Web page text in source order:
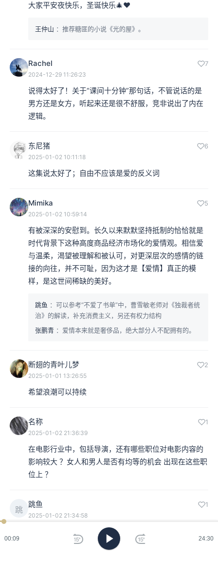
00:11 24:30
大家平安夜快乐，圣诞快乐🎄❤️
王仲山 ：推荐糖匪的小说《光的屋》。
Rachel 7
2024-12-29 11:26:23
说得太好了！关于“课间十分钟”那句话，不管说话的是
男方还是女方，听起来还是很不舒服，竞非说出了内在
逻辑。
东尼猪 6
2025-01-02 10:11:18
这集说太好了；自由不应该是爱的反义词
Mimika 5
2025-01-02 10:59:14
有被深深的安慰到。长久以来默默坚持抵制的恰恰就是
时代背景下这种高度商品经济市场化的爱情观。相信爱
与温柔，渴望被理解和被认可，对更深层次的感情的链
接的向往，并不可耻，因为这才是【爱情】真正的模
样，是这世间稀缺的美好。
跳鱼 ：可以参考“不爱了书单”中，曹雪敏老师对《独裁者统
治》的解读，补充消费主义，另还有权力结构
张鹏青 ：爱情本来就是奢侈品，绝大部分人不配拥有的。
断翅的青叶儿梦 2
2025-01-01 13:26:55
希望浪潮可以持续
名称 1
2025-01-02 21:36:39
在电影行业中，包括导演，还有哪些职位对电影内容的
影响较大 ？女人和男人是否有均等的机会 出现在这些职
位上 ？
跳
跳鱼 1
2025-01-02 21:34:58
谢谢竞菲。居然还会说，最好不要用老登电影这个词。
一会儿再去查查看，到底什么是老登……